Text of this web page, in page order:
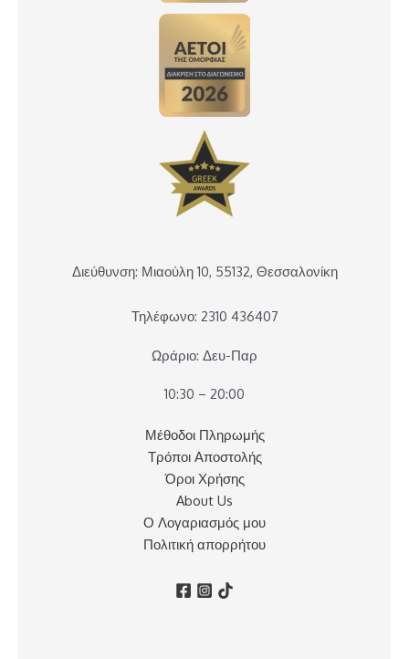
Διεύθυνση: Μιαούλη 10, 55132, Θεσσαλονίκη
Τηλέφωνο: 2310 436407
Ωράριο: Δευ-Παρ
10:30 – 20:00
Μέθοδοι Πληρωμής
Τρόποι Αποστολής
Όροι Χρήσης
About Us
Ο Λογαριασμός μου
Πολιτική απορρήτου